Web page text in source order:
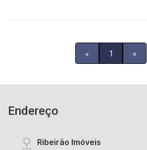
« 1 »
Endereço
Ribeirão Imóveis